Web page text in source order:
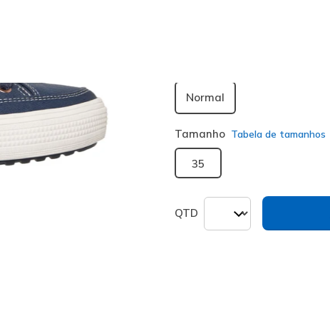
Normal
Tamanho Tabela de tamanhos
35
QTD